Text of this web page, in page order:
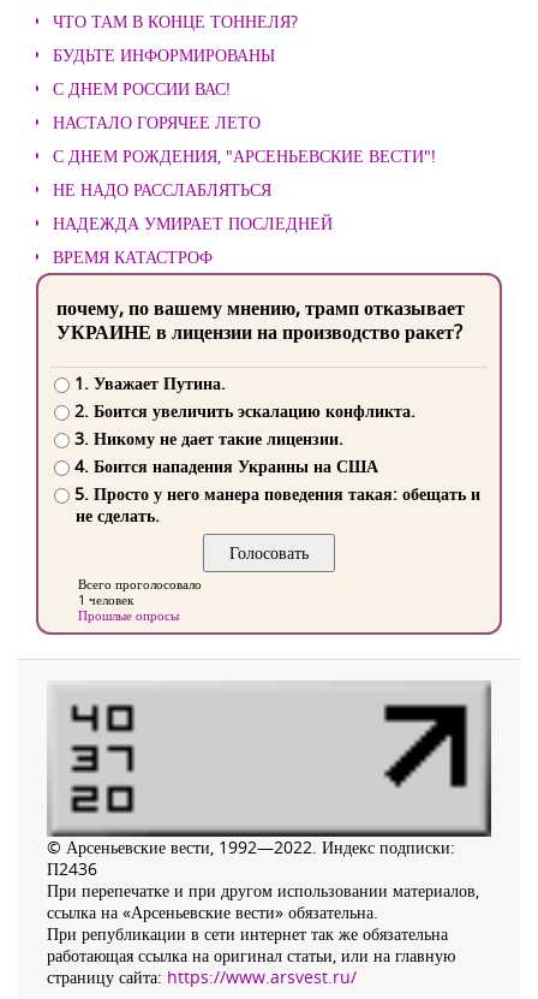
ЧТО ТАМ В КОНЦЕ ТОННЕЛЯ?
БУДЬТЕ ИНФОРМИРОВАНЫ
С ДНЕМ РОССИИ ВАС!
НАСТАЛО ГОРЯЧЕЕ ЛЕТО
С ДНЕМ РОЖДЕНИЯ, "АРСЕНЬЕВСКИЕ ВЕСТИ"!
НЕ НАДО РАССЛАБЛЯТЬСЯ
НАДЕЖДА УМИРАЕТ ПОСЛЕДНЕЙ
ВРЕМЯ КАТАСТРОФ
почему, по вашему мнению, трамп отказывает
УКРАИНЕ в лицензии на производство ракет?
1. Уважает Путина.
2. Боится увеличить эскалацию конфликта.
3. Никому не дает такие лицензии.
4. Боится нападения Украины на США
5. Просто у него манера поведения такая: обещать и
не сделать.
Всего проголосовало
1 человек
Прошлые опросы
© Арсеньевские вести, 1992—2022. Индекс подписки:
П2436
При перепечатке и при другом использовании материалов,
ссылка на «Арсеньевские вести» обязательна.
При републикации в сети интернет так же обязательна
работающая ссылка на оригинал статьи, или на главную
страницу сайта: https://www.arsvest.ru/